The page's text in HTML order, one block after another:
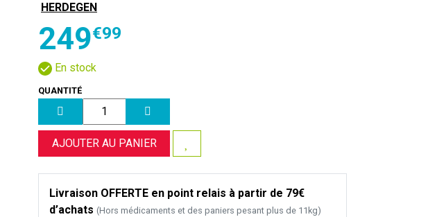
HERDEGEN
249€99
En stock
QUANTITÉ
AJOUTER AU PANIER
Livraison OFFERTE en point relais à partir de 79€
d’achats (Hors médicaments et des paniers pesant plus de 11kg)